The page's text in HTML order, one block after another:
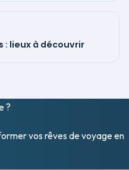
: lieux à découvrir
?
vos rêves de voyage en